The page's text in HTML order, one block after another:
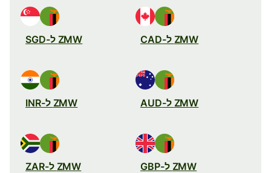
ZMW ל-CAD ZMW ל-SGD
ZMW ל-AUD ZMW ל-INR
ZMW ל-GBP ZMW ל-ZAR